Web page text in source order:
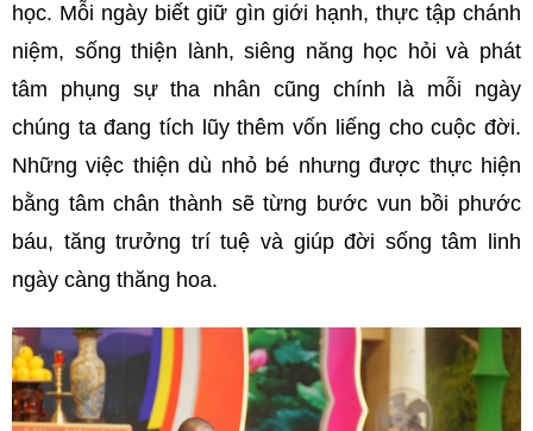
học. Mỗi ngày biết giữ gìn giới hạnh, thực tập chánh
niệm, sống thiện lành, siêng năng học hỏi và phát
tâm phụng sự tha nhân cũng chính là mỗi ngày
chúng ta đang tích lũy thêm vốn liếng cho cuộc đời.
Những việc thiện dù nhỏ bé nhưng được thực hiện
bằng tâm chân thành sẽ từng bước vun bồi phước
báu, tăng trưởng trí tuệ và giúp đời sống tâm linh
ngày càng thăng hoa.